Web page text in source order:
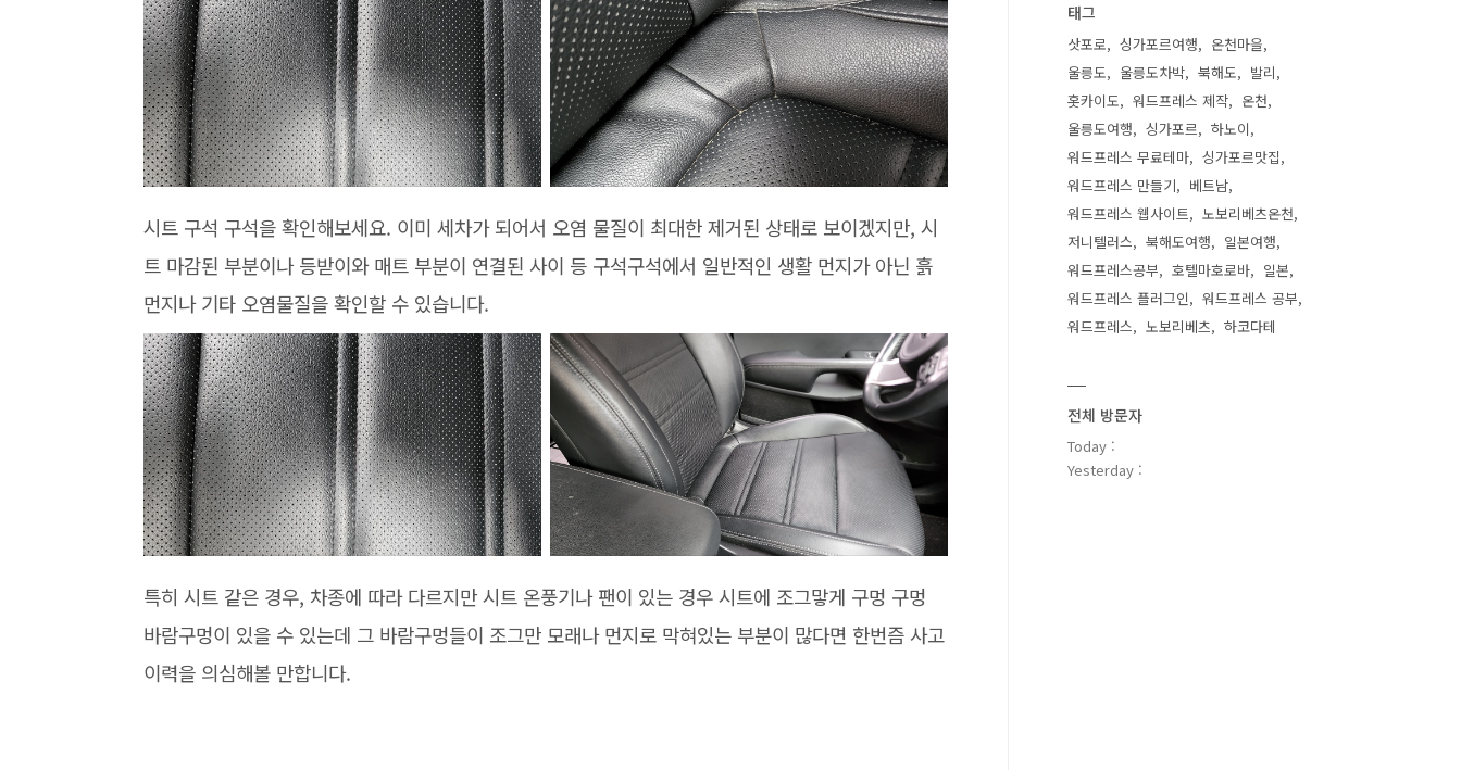
시트 구석 구석을 확인해보세요. 이미 세차가 되어서 오염 물질이 최대한 제거된 상태로 보이겠지만, 시
트 마감된 부분이나 등받이와 매트 부분이 연결된 사이 등 구석구석에서 일반적인 생활 먼지가 아닌 흙
먼지나 기타 오염물질을 확인할 수 있습니다.
특히 시트 같은 경우, 차종에 따라 다르지만 시트 온풍기나 팬이 있는 경우 시트에 조그맣게 구멍 구멍
바람구멍이 있을 수 있는데 그 바람구멍들이 조그만 모래나 먼지로 막혀있는 부분이 많다면 한번즘 사고
이력을 의심해볼 만합니다.
태그
삿포로 싱가포르여행
온천마을
울릉도
울릉도차박 북해도
발리
홋카이도
워드프레스 제작
온천
울릉도여행
싱가포르
하노이
워드프레스 무료테마
싱가포르맛집
워드프레스 만들기
베트남
워드프레스 웹사이트
노보리베츠온천
저니텔러스
북해도여행
일본여행
워드프레스공부
호텔마호로바
일본
워드프레스 플러그인
워드프레스 공부
워드프레스
노보리베츠 하코다테
전체 방문자
Today :
Yesterday :